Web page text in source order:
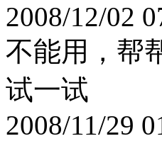
2008/12/02
不能用，帮
试一试
2008/11/29